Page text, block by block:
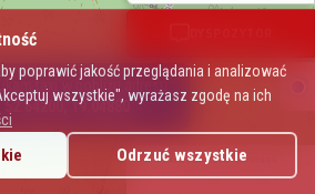
Mapa Polskich Taksówek
poprawić jakość przeglądania i analizować
wszystkie", wyrażasz zgodę na ich
Odrzuć wszystkie
taxi w pobliżu adresu:
52.64200, 19.04880